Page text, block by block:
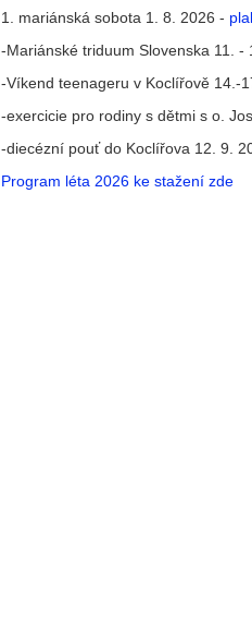
1. mariánská sobota 1. 8. 2026 -
-Mariánské triduum Slovenska 11. -
-Víkend teenageru v Koclířově 14.-
-exercicie pro rodiny s dětmi s o.
-diecézní pouť do Koclířova 12. 9.
Program léta 2026 ke stažení zde